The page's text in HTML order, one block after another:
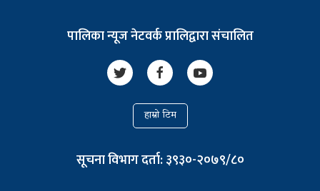
पालिका न्यूज नेटवर्क प्रालिद्वारा संचालित
हाम्रो टिम
सूचना विभाग दर्ता: ३९३०-२०७९/८०